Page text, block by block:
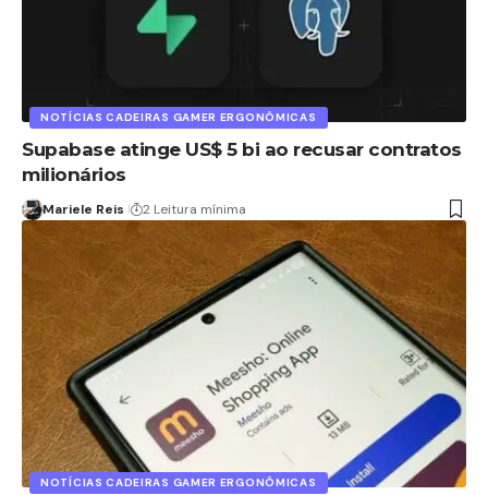
NOTÍCIAS CADEIRAS GAMER ERGONÔMICAS
Supabase atinge US$ 5 bi ao recusar contratos
milionários
Mariele Reis 2 Leitura mínima
NOTÍCIAS CADEIRAS GAMER ERGONÔMICAS